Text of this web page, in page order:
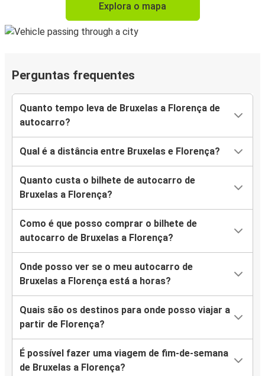
Explora o mapa
Perguntas frequentes
Quanto tempo leva de Bruxelas a Florença de
autocarro?
Qual é a distância entre Bruxelas e Florença?
Quanto custa o bilhete de autocarro de
Bruxelas a Florença?
Como é que posso comprar o bilhete de
autocarro de Bruxelas a Florença?
Onde posso ver se o meu autocarro de
Bruxelas a Florença está a horas?
Quais são os destinos para onde posso viajar a
partir de Florença?
É possível fazer uma viagem de fim-de-semana
de Bruxelas a Florença?